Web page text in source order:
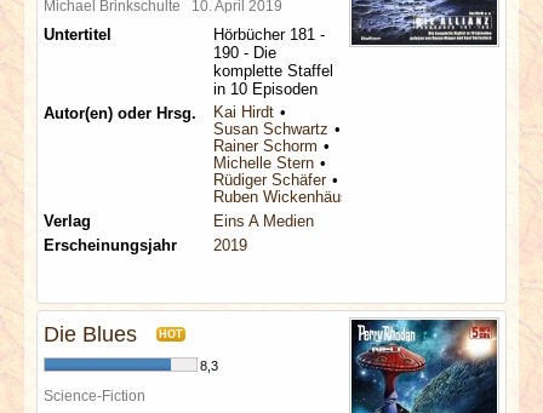
Michael Brinkschulte 10. April 2019
Untertitel
Hörbücher 181 -
190 - Die
komplette Staffel
in 10 Episoden
Autor(en) oder Hrsg.
Kai Hirdt
Susan Schwartz
Rainer Schorm
Michelle Stern
Rüdiger Schäfer
Ruben Wickenhäuser
Verlag
Eins A Medien
Erscheinungsjahr
2019
Die Blues HOT
8,3
Science-Fiction